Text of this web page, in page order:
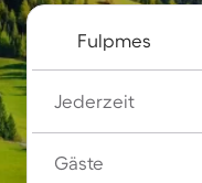
Jederzeit
Gäste